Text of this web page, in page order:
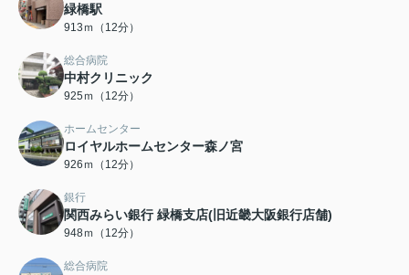
緑橋駅
913ｍ（12分）
総合病院
中村クリニック
925ｍ（12分）
ホームセンター
ロイヤルホームセンター森ノ宮
926ｍ（12分）
銀行
関西みらい銀行 緑橋支店(旧近畿大阪銀行店舗)
948ｍ（12分）
総合病院